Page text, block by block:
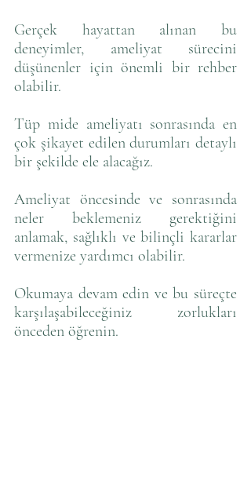
Gerçek hayattan alınan bu
deneyimler, ameliyat sürecini
düşünenler için önemli bir rehber
olabilir.
Tüp mide ameliyatı sonrasında en
çok şikayet edilen durumları detaylı
bir şekilde ele alacağız.
Ameliyat öncesinde ve sonrasında
neler beklemeniz gerektiğini
anlamak, sağlıklı ve bilinçli kararlar
vermenize yardımcı olabilir.
Okumaya devam edin ve bu süreçte
karşılaşabileceğiniz zorlukları
önceden öğrenin.